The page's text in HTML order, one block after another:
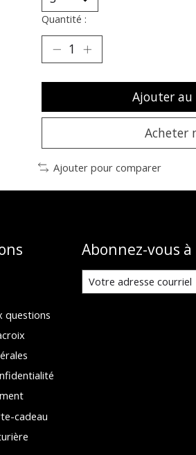
Quantité :
Ajouter au
Acheter
Ajouter pour comparer
questions
cadeau
Abonnez-vous